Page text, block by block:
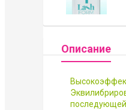
Описание